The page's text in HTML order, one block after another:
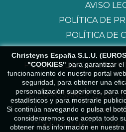
Christeyns España S.L.U.
"COOKIES" para garantizar el
funcionamiento de nuestro portal
seguridad, para obtener una
personalización superiores, para
estadísticos y para mostrarle
Si continúa navegando o pulsa el
consideraremos que acepta todo
obtener más información en nuestra
AVISO
POLÍTICA DE
POLÍTICA DE
POLÍTICA DE CALIDAD Y
© EUROSANEX 2026 -
COMPROMISO DE